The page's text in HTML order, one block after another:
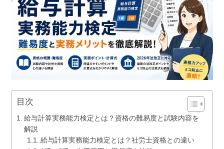
目次
給与計算実務能力検定とは？資格の難易度と試験内容を
解説
給与計算実務能力検定とは？社労士資格との違い